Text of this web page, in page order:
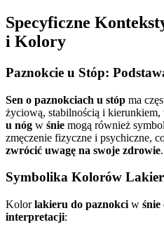
Specyficzne
i Kolory
Paznokcie u Stóp:
Sen o paznokciach u stóp ma
życiową, stabilnością i
u nóg w śnie mogą również
zmęczenie fizyczne i psychiczne,
zwrócić uwagę na swoje zdrowie.
Symbolika Kolorów
Kolorlakieru do paznokci w śnie
interpretacji: